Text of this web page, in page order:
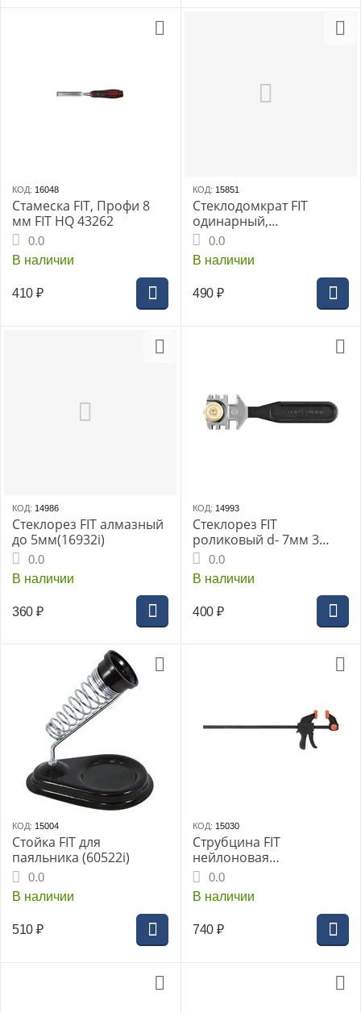
КОД: 16048
Стамеска FIT, Профи 8
мм FIT HQ 43262
0.0
В наличии
410 ₽
КОД: 15851
Стеклодомкрат FIT
одинарный,
пластиковый корпус
0.0
В наличии
490 ₽
КОД: 14986
Стеклорез FIT алмазный
до 5мм(16932i)
0.0
В наличии
360 ₽
КОД: 14993
Стеклорез FIT
роликовый d- 7мм 3
ролика, стекло до
10мм(16927i)
0.0
В наличии
400 ₽
КОД: 15004
Стойка FIT для
паяльника (60522i)
0.0
В наличии
510 ₽
КОД: 15030
Струбцина FIT
нейлоновая
пистолетная
300х495х60мм
0.0
В наличии
740 ₽